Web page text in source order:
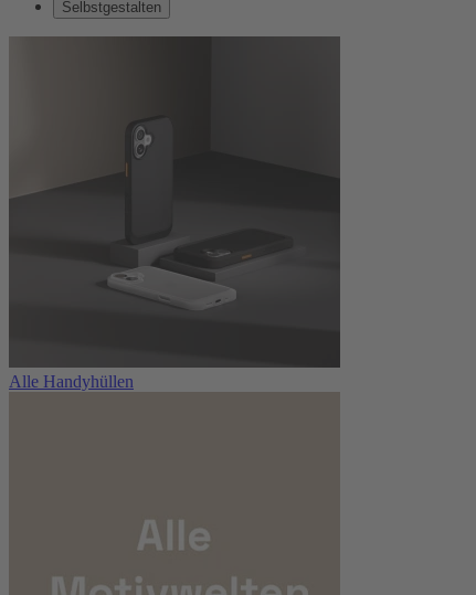
Selbstgestalten
Alle Handyhüllen